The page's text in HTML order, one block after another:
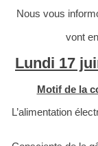
Nous vous
vont
Lundi 17
Motif de la
L’alimentation